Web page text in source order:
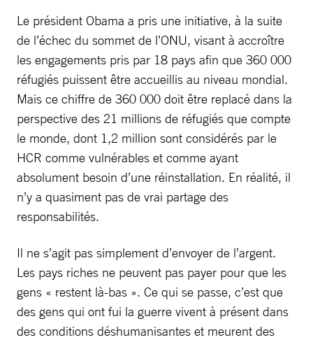
Le président Obama a pris une initiative, à la suite
de l’échec du sommet de l’ONU, visant à accroître
les engagements pris par 18 pays afin que 360 000
réfugiés puissent être accueillis au niveau mondial.
Mais ce chiffre de 360 000 doit être replacé dans la
perspective des 21 millions de réfugiés que compte
le monde, dont 1,2 million sont considérés par le
HCR comme vulnérables et comme ayant
absolument besoin d’une réinstallation. En réalité, il
n’y a quasiment pas de vrai partage des
responsabilités.
Il ne s’agit pas simplement d’envoyer de l’argent.
Les pays riches ne peuvent pas payer pour que les
gens « restent là-bas ». Ce qui se passe, c’est que
des gens qui ont fui la guerre vivent à présent dans
des conditions déshumanisantes et meurent des